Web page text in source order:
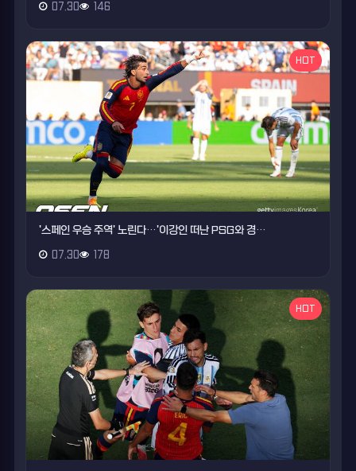
07.30 146
HOT
'스페인 우승 주역' 노린다…'이강인 떠난 PSG와 경…
07.30 178
HOT